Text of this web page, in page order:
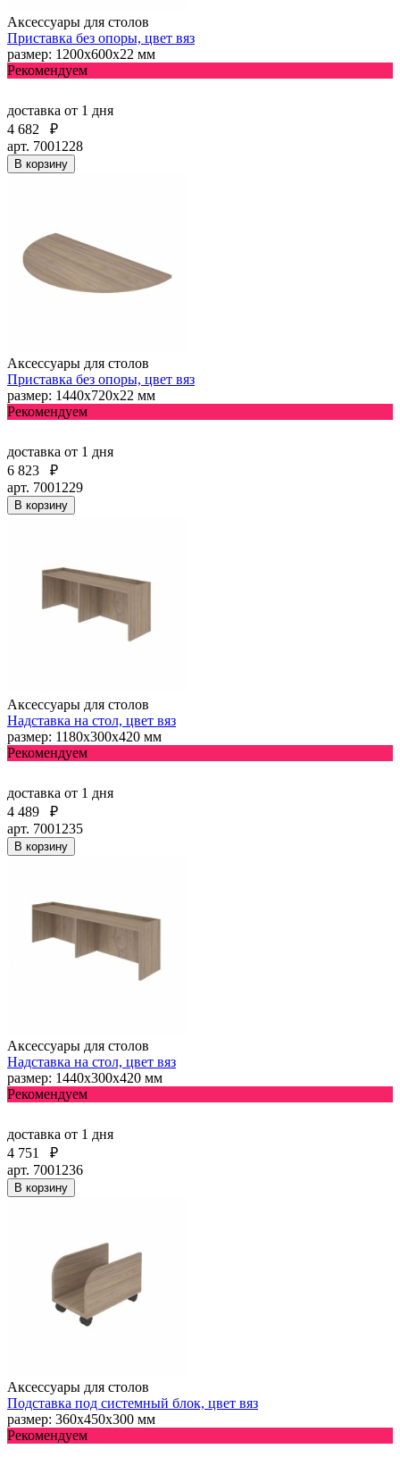
Аксессуары для столов
Приставка без опоры, цвет вяз
размер: 1200х600х22 мм
Рекомендуем
доставка от 1 дня
4 682
₽
арт. 7001228
В корзину
Аксессуары для столов
Приставка без опоры, цвет вяз
размер: 1440х720х22 мм
Рекомендуем
доставка от 1 дня
6 823
₽
арт. 7001229
В корзину
Аксессуары для столов
Надставка на стол, цвет вяз
размер: 1180х300х420 мм
Рекомендуем
доставка от 1 дня
4 489
₽
арт. 7001235
В корзину
Аксессуары для столов
Надставка на стол, цвет вяз
размер: 1440х300х420 мм
Рекомендуем
доставка от 1 дня
4 751
₽
арт. 7001236
В корзину
Аксессуары для столов
Подставка под системный блок, цвет вяз
размер: 360х450х300 мм
Рекомендуем